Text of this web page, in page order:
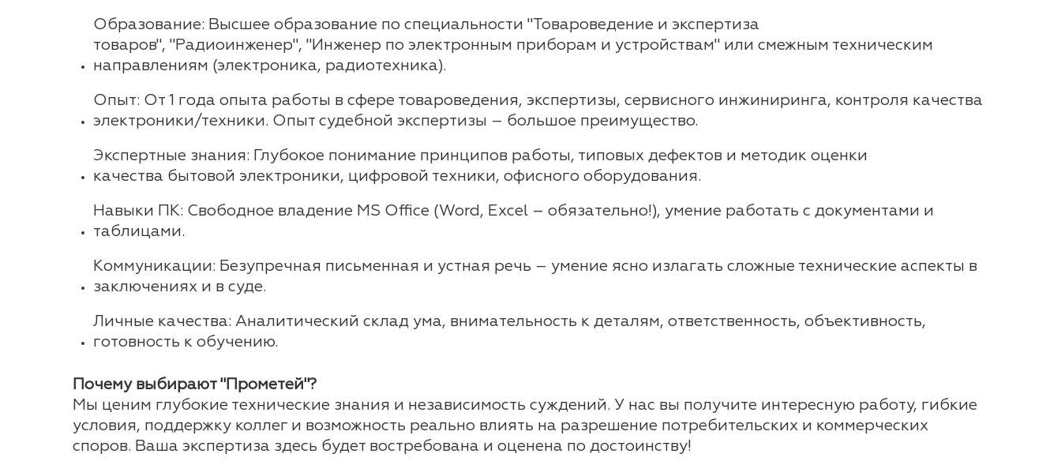
Образование: Высшее образование по специальности "Товароведение и экспертиза
товаров", "Радиоинженер", "Инженер по электронным приборам и устройствам" или смежным техническим
направлениям (электроника, радиотехника).
Опыт: От 1 года опыта работы в сфере товароведения, экспертизы, сервисного инжиниринга, контроля качества
электроники/техники. Опыт судебной экспертизы – большое преимущество.
Экспертные знания: Глубокое понимание принципов работы, типовых дефектов и методик оценки
качества бытовой электроники, цифровой техники, офисного оборудования.
Навыки ПК: Свободное владение MS Office (Word, Excel – обязательно!), умение работать с документами и
таблицами.
Коммуникации: Безупречная письменная и устная речь – умение ясно излагать сложные технические аспекты в
заключениях и в суде.
Личные качества: Аналитический склад ума, внимательность к деталям, ответственность, объективность,
готовность к обучению.
Почему выбирают "Прометей"?
Мы ценим глубокие технические знания и независимость суждений. У нас вы получите интересную работу, гибкие
условия, поддержку коллег и возможность реально влиять на разрешение потребительских и коммерческих
споров. Ваша экспертиза здесь будет востребована и оценена по достоинству!